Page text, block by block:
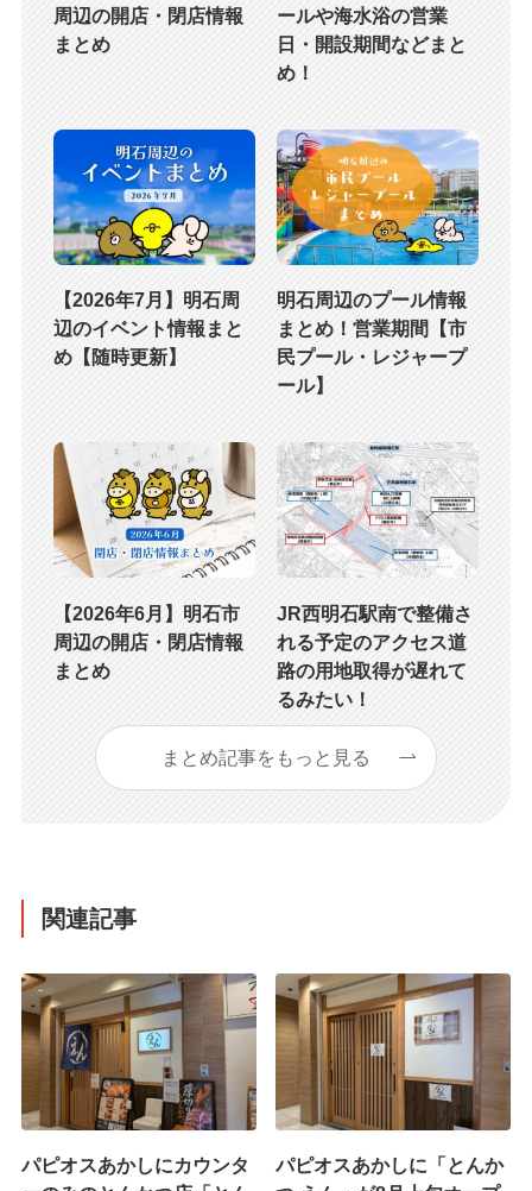
周辺の開店・閉店情報
まとめ
ールや海水浴の営業
日・開設期間などまと
め！
【2026年7月】明石周
辺のイベント情報まと
め【随時更新】
明石周辺のプール情報
まとめ！営業期間【市
民プール・レジャープ
ール】
【2026年6月】明石市
周辺の開店・閉店情報
まとめ
JR西明石駅南で整備さ
れる予定のアクセス道
路の用地取得が遅れて
るみたい！
まとめ記事をもっと見る
関連記事
パピオスあかしにカウンタ
パピオスあかしに「とんか